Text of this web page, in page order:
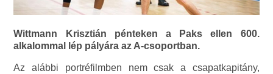
Wittmann Krisztián pénteken a Paks ellen 600.
alkalommal lép pályára az A-csoportban.
Az alábbi portréfilmben nem csak a csapatkapitány,